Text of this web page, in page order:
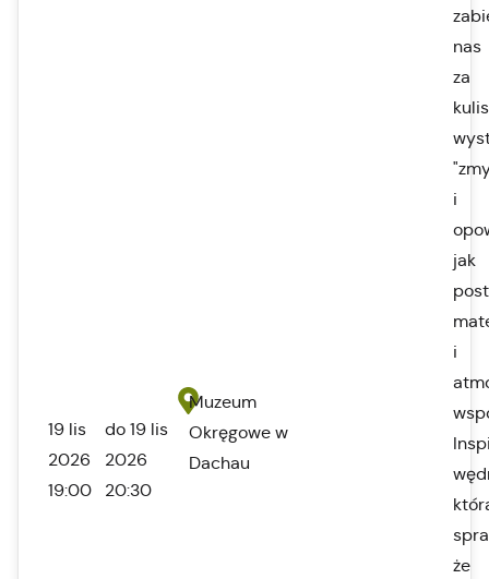
19 lis
2026
19:00
do 19 lis
2026
20:30
Muzeum
Okręgowe w
Dachau
nas
za
i
jak
i
że